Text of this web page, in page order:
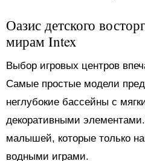
Оазис детского
мирам Intex
Выбор игровых центров
Самые простые модели
неглубокие бассейны с
декоративными
малышей, которые только
водными играми.